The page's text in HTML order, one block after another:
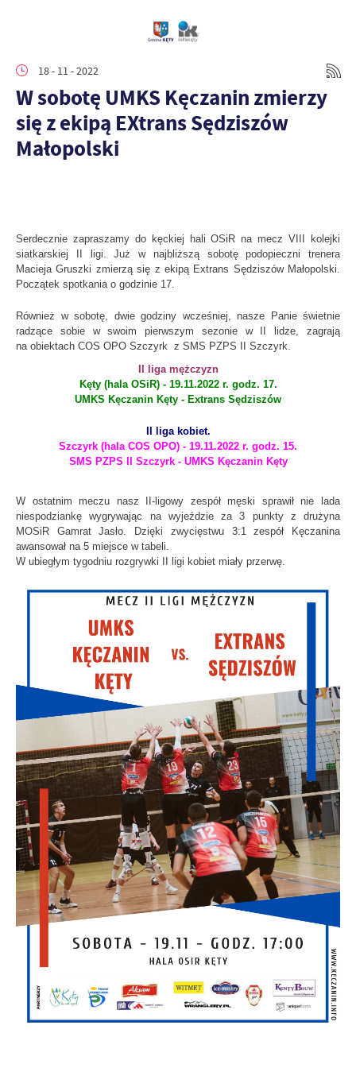
18 - 11 - 2022
W sobotę UMKS Kęczanin zmierzy
się z ekipą EXtrans Sędziszów
Małopolski
Serdecznie zapraszamy do kęckiej hali OSiR na mecz VIII kolejki
siatkarskiej II ligi. Już w najbliższą sobotę podopieczni trenera
Macieja Gruszki zmierzą się z ekipą Extrans Sędziszów Małopolski.
Początek spotkania o godzinie 17.
Również w sobotę, dwie godziny wcześniej, nasze Panie świetnie
radzące sobie w swoim pierwszym sezonie w II lidze, zagrają
na obiektach COS OPO Szczyrk z SMS PZPS II Szczyrk.
II liga mężczyzn
Kęty (hala OSiR) - 19.11.2022 r. godz. 17.
UMKS Kęczanin Kęty - Extrans Sędziszów
II liga kobiet.
Szczyrk (hala COS OPO) - 19.11.2022 r. godz. 15.
SMS PZPS II Szczyrk - UMKS Kęczanin Kęty
W ostatnim meczu nasz II-ligowy zespół męski sprawił nie lada
niespodziankę wygrywając na wyjeździe za 3 punkty z drużyna
MOSiR Gamrat Jasło. Dzięki zwycięstwu 3:1 zespół Kęczanina
awansował na 5 miejsce w tabeli.
W ubiegłym tygodniu rozgrywki II ligi kobiet miały przerwę.